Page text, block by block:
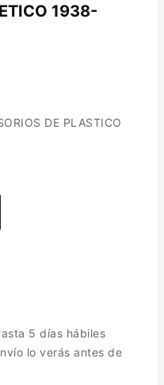
1938-
DE PLASTICO
5 días hábiles
lo verás antes de